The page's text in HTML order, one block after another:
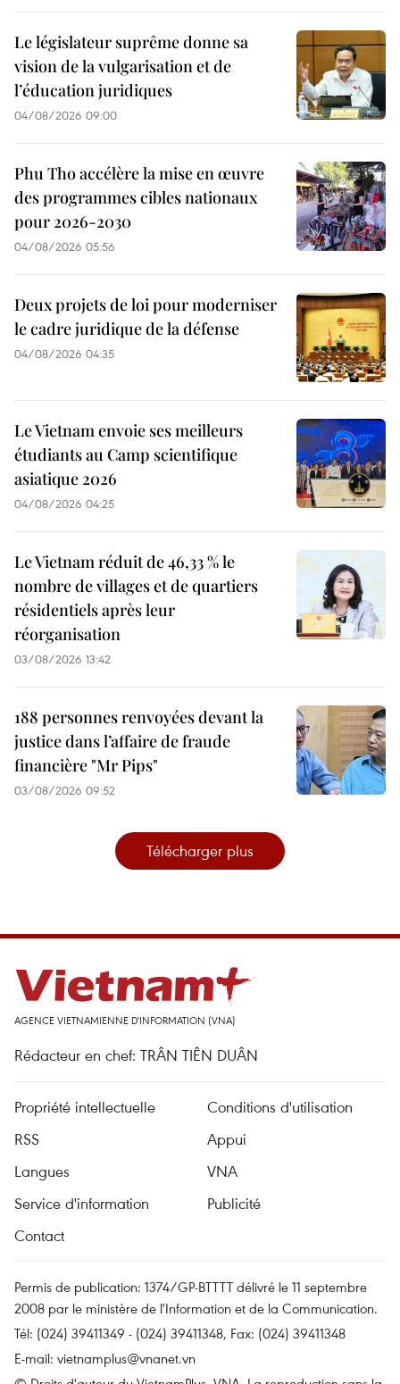
Le législateur suprême donne sa
vision de la vulgarisation et de
l’éducation juridiques
04/08/2026 09:00
Phu Tho accélère la mise en œuvre
des programmes cibles nationaux
pour 2026-2030
04/08/2026 05:56
Deux projets de loi pour moderniser
le cadre juridique de la défense
04/08/2026 04:35
Le Vietnam envoie ses meilleurs
étudiants au Camp scientifique
asiatique 2026
04/08/2026 04:25
Le Vietnam réduit de 46,33 % le
nombre de villages et de quartiers
résidentiels après leur
réorganisation
03/08/2026 13:42
188 personnes renvoyées devant la
justice dans l’affaire de fraude
financière "Mr Pips"
03/08/2026 09:52
Télécharger plus
AGENCE VIETNAMIENNE D'INFORMATION (VNA)
Rédacteur en chef: TRÂN TIÊN DUÂN
Propriété intellectuelle
Conditions d'utilisation
RSS
Appui
Langues
VNA
Service d'information
Publicité
Contact
Permis de publication: 1374/GP-BTTTT délivré le 11 septembre
2008 par le ministère de l'Information et de la Communication.
Tél: (024) 39411349 - (024) 39411348, Fax: (024) 39411348
E-mail: vietnamplus@vnanet.vn